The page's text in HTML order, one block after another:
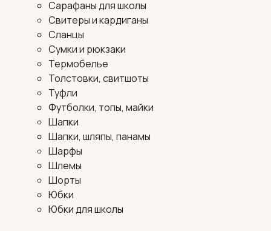
Сарафаны для школы
Свитеры и кардиганы
Сланцы
Сумки и рюкзаки
Термобелье
Толстовки, свитшоты
Туфли
Футболки, топы, майки
Шапки
Шапки, шляпы, панамы
Шарфы
Шлемы
Шорты
Юбки
Юбки для школы